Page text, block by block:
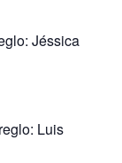
Jéssica
Luis